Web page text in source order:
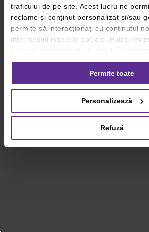
traficului de pe site. Acest lucru ne
reclame și conținut personalizat și/sau
permite să interacționați cu conținutul
intermediul rețelelor sociale. Puteți
consimțământul oricând, făcând click
setările dvs. de cookie-uri.
privind utilizarea modulelor cookie.
Permite toate
Personalizează
Refuză